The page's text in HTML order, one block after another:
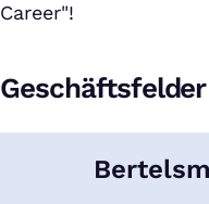
Career"!